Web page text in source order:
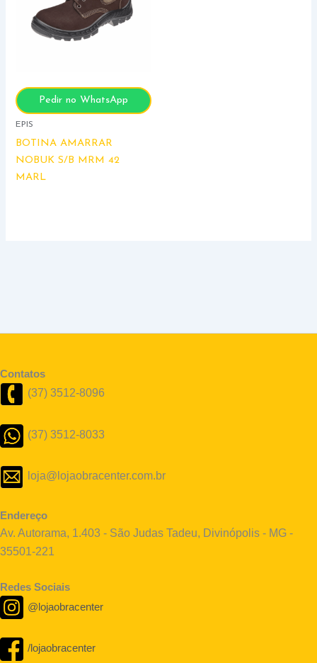
Pedir no WhatsApp
EPIS
BOTINA AMARRAR
NOBUK S/B MRM 42
MARL
Contatos
(37) 3512-8096
(37) 3512-8033
loja@lojaobracenter.com.br
Endereço
Av. Autorama, 1.403 - São Judas Tadeu, Divinópolis - MG -
35501-221
Redes Sociais
@lojaobracenter
/lojaobracenter